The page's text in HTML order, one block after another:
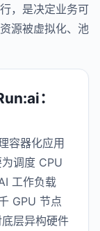
，是决定业务可
源被虚拟化、池
：
容器化应用
调度 CPU
工作负载
GPU 节点
层异构硬件